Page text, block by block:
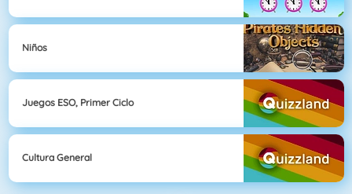
Niños
Juegos ESO, Primer Ciclo
Cultura General